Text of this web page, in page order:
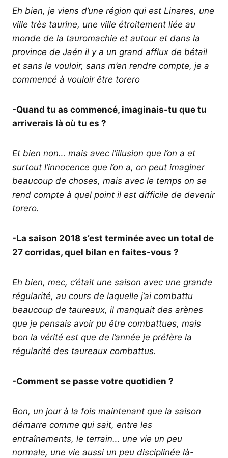
Eh bien, je viens d’une région qui est Linares, une
ville très taurine, une ville étroitement liée au
monde de la tauromachie et autour et dans la
province de Jaén il y a un grand afflux de bétail
et sans le vouloir, sans m’en rendre compte, je a
commencé à vouloir être torero
-Quand tu as commencé, imaginais-tu que tu
arriverais là où tu es ?
Et bien non… mais avec l’illusion que l’on a et
surtout l’innocence que l’on a, on peut imaginer
beaucoup de choses, mais avec le temps on se
rend compte à quel point il est difficile de devenir
torero.
-La saison 2018 s’est terminée avec un total de
27 corridas, quel bilan en faites-vous ?
Eh bien, mec, c’était une saison avec une grande
régularité, au cours de laquelle j’ai combattu
beaucoup de taureaux, il manquait des arènes
que je pensais avoir pu être combattues, mais
bon la vérité est que de l’année je préfère la
régularité des taureaux combattus.
-Comment se passe votre quotidien ?
Bon, un jour à la fois maintenant que la saison
démarre comme qui sait, entre les
entraînements, le terrain… une vie un peu
normale, une vie aussi un peu disciplinée là-